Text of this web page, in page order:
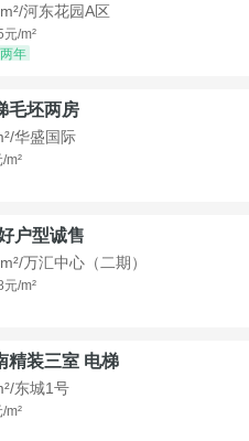
河东花园A区
/m²
年
毛坯两房
华盛国际
m²
户型诚售
万汇中心（二期）
/m²
精装三室 电梯
东城1号
m²